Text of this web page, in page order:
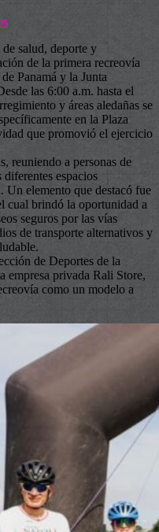
salud, deporte y
de la primera recreovía
Panamá y la Junta
las 6:00 a.m. hasta el
y áreas aledañas se
en la Plaza
que promovió el ejercicio
reuniendo a personas de
diferentes espacios
Un elemento que destacó fue
cual brindó la oportunidad a
seguros por las vías
de transporte alternativos y
de Deportes de la
empresa privada Rali Store,
como un modelo a